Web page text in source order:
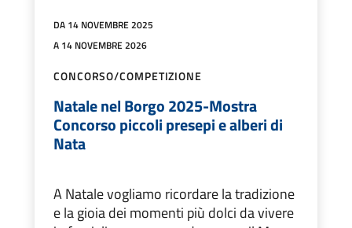
DA 14 NOVEMBRE 2025
A 14 NOVEMBRE 2026
CONCORSO/COMPETIZIONE
Natale nel Borgo 2025-Mostra
Concorso piccoli presepi e alberi di
Nata
A Natale vogliamo ricordare la tradizione
e la gioia dei momenti più dolci da vivere